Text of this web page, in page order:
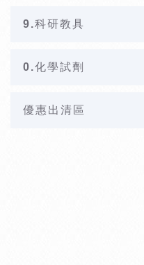
9.科研教具
0.化學試劑
優惠出清區